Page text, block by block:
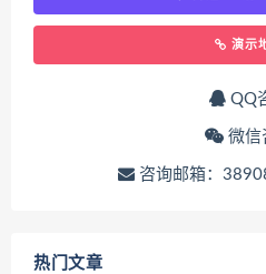
演示
QQ
微信
咨询邮箱：
热门文章